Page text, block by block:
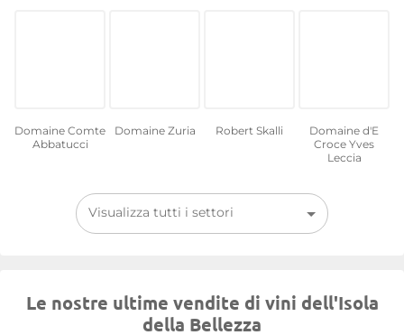
Domaine Comte
Abbatucci
Domaine Zuria Robert Skalli
Domaine d'E
Croce Yves
Leccia
Visualizza tutti i settori
Le nostre ultime vendite di vini dell'Isola
della Bellezza